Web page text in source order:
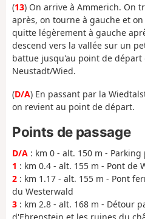
(13) On arrive à Ammerich. On
après, on tourne à gauche et
quitte légèrement à gauche
descend vers la vallée sur un
battue jusqu'au point de départ
Neustadt/Wied.
(D/A) En passant par la
on revient au point de départ.
Points de passage
D/A : km 0 - alt. 150 m -
1 : km 0.4 - alt. 155 m - Pont de
2 : km 1.17 - alt. 155 m - Pont
du Westerwald
3 : km 2.8 - alt. 168 m - Détour